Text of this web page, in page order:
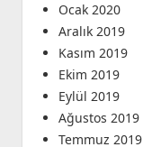
Ocak 2020
Aralık 2019
Kasım 2019
Ekim 2019
Eylül 2019
Ağustos 2019
Temmuz 2019